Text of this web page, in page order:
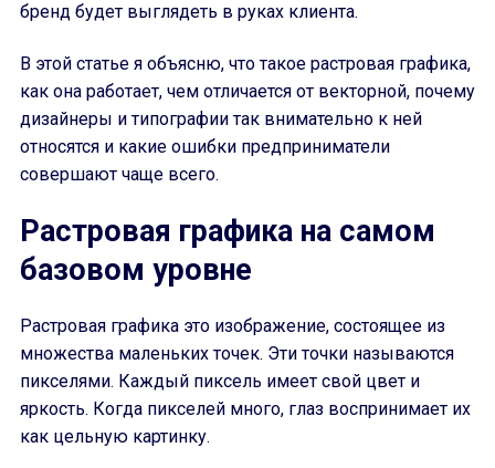
бренд будет выглядеть в руках клиента.
В этой статье я объясню, что такое растровая графика,
как она работает, чем отличается от векторной, почему
дизайнеры и типографии так внимательно к ней
относятся и какие ошибки предприниматели
совершают чаще всего.
Растровая графика на самом
базовом уровне
Растровая графика это изображение, состоящее из
множества маленьких точек. Эти точки называются
пикселями. Каждый пиксель имеет свой цвет и
яркость. Когда пикселей много, глаз воспринимает их
как цельную картинку.